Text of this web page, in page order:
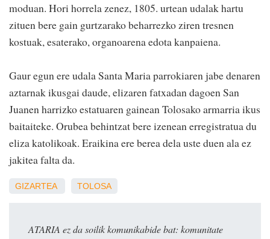
moduan. Hori horrela zenez, 1805. urtean udalak hartu
zituen bere gain gurtzarako beharrezko ziren tresnen
kostuak, esaterako, organoarena edota kanpaiena.
Gaur egun ere udala Santa Maria parrokiaren jabe denaren
aztarnak ikusgai daude, elizaren fatxadan dagoen San
Juanen harrizko estatuaren gainean Tolosako armarria ikus
baitaiteke. Orubea behintzat bere izenean erregistratua du
eliza katolikoak. Eraikina ere berea dela uste duen ala ez
jakitea falta da.
GIZARTEA TOLOSA
ATARIA ez da soilik komunikabide bat: komunitate